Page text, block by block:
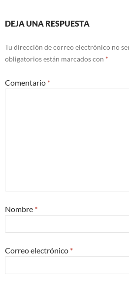
DEJA UNA RESPUESTA
Tu dirección de correo electrónico no
obligatorios están marcados con *
Comentario *
Nombre *
Correo electrónico *